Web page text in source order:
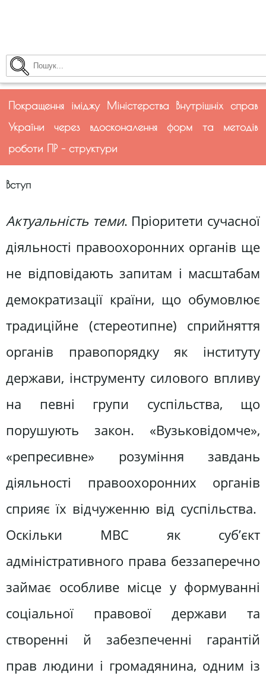
Покращення іміджу Міністерства Внутрішніх справ
України через вдосконалення форм та методів
роботи ПР – структури
Вступ
Актуальність теми. Пріоритети сучасної
діяльності правоохоронних органів ще
не відповідають запитам і масштабам
демократизації країни, що обумовлює
традиційне (стереотипне) сприйняття
органів правопорядку як інституту
держави, інструменту силового впливу
на певні групи суспільства, що
порушують закон. «Вузьковідомче»,
«репресивне» розуміння завдань
діяльності правоохоронних органів
сприяє їх відчуженню від суспільства.
Оскільки МВС як суб’єкт
адміністративного права беззаперечно
займає особливе місце у формуванні
соціальної правової держави та
створенні й забезпеченні гарантій
прав людини і громадянина, одним із